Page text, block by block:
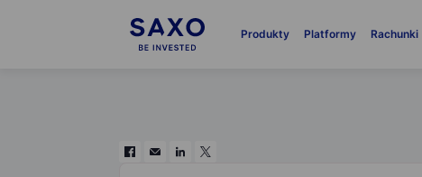
Produkty Platformy Rachunki